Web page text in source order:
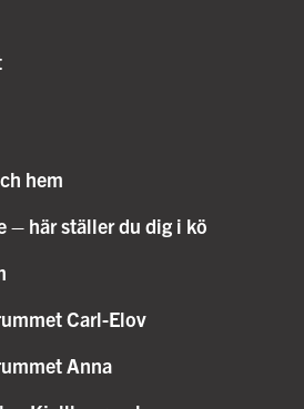
hem
– här ställer du dig i kö
Carl-Elov
Anna